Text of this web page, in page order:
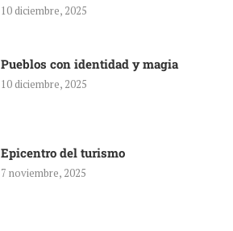
10 diciembre, 2025
Pueblos con identidad y magia
10 diciembre, 2025
Epicentro del turismo
7 noviembre, 2025